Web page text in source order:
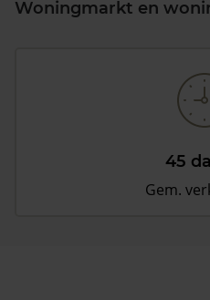
Woningmarkt en
45
Gem.